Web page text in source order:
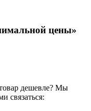
цены»
дешевле? Мы
связаться: